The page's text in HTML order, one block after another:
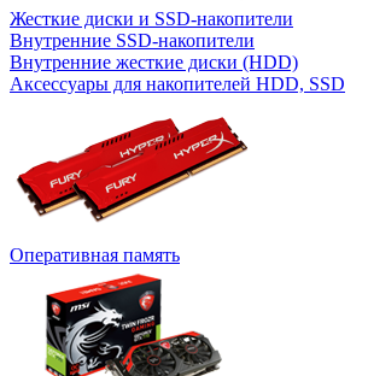
Жесткие диски и SSD-накопители
Внутренние SSD-накопители
Внутренние жесткие диски (HDD)
Аксессуары для накопителей HDD, SSD
Оперативная память